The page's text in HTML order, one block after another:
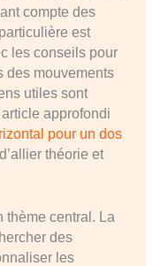
compte des
est
les conseils pour
des mouvements
utiles sont
approfondi
pour un dos
théorie et
thème central. La
des
les